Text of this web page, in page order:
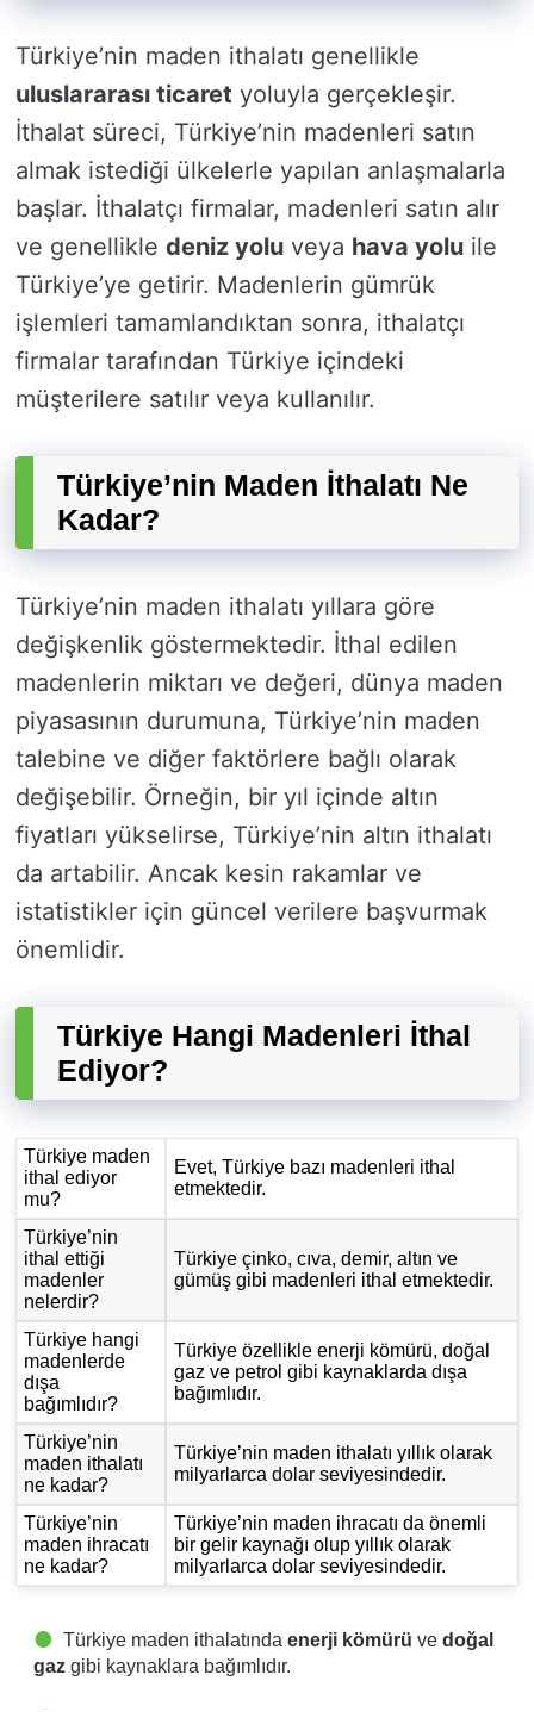
Türkiye’nin maden ithalatı genellikle
uluslararası ticaret yoluyla gerçekleşir.
İthalat süreci, Türkiye’nin madenleri satın
almak istediği ülkelerle yapılan anlaşmalarla
başlar. İthalatçı firmalar, madenleri satın alır
ve genellikle deniz yolu veya hava yolu ile
Türkiye’ye getirir. Madenlerin gümrük
işlemleri tamamlandıktan sonra, ithalatçı
firmalar tarafından Türkiye içindeki
müşterilere satılır veya kullanılır.
Türkiye’nin Maden İthalatı Ne
Kadar?
Türkiye’nin maden ithalatı yıllara göre
değişkenlik göstermektedir. İthal edilen
madenlerin miktarı ve değeri, dünya maden
piyasasının durumuna, Türkiye’nin maden
talebine ve diğer faktörlere bağlı olarak
değişebilir. Örneğin, bir yıl içinde altın
fiyatları yükselirse, Türkiye’nin altın ithalatı
da artabilir. Ancak kesin rakamlar ve
istatistikler için güncel verilere başvurmak
önemlidir.
Türkiye Hangi Madenleri İthal
Ediyor?
Türkiye maden
ithal ediyor
mu?
Evet, Türkiye bazı madenleri ithal
etmektedir.
Türkiye’nin
ithal ettiği
madenler
nelerdir?
Türkiye çinko, cıva, demir, altın ve
gümüş gibi madenleri ithal etmektedir.
Türkiye hangi
madenlerde
dışa
bağımlıdır?
Türkiye özellikle enerji kömürü, doğal
gaz ve petrol gibi kaynaklarda dışa
bağımlıdır.
Türkiye’nin
maden ithalatı
ne kadar?
Türkiye’nin maden ithalatı yıllık olarak
milyarlarca dolar seviyesindedir.
Türkiye’nin
maden ihracatı
ne kadar?
Türkiye’nin maden ihracatı da önemli
bir gelir kaynağı olup yıllık olarak
milyarlarca dolar seviyesindedir.
Türkiye maden ithalatında enerji kömürü ve doğal
gaz gibi kaynaklara bağımlıdır.